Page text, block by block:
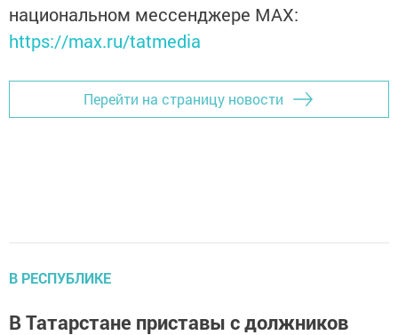
национальном мессенджере MАХ:
https://max.ru/tatmedia
Перейти на страницу новости
В РЕСПУБЛИКЕ
В Татарстане приставы с должников